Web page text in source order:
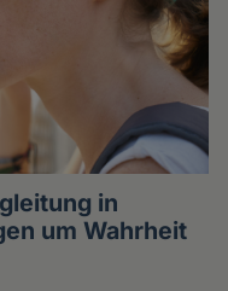
in
um Wahrheit